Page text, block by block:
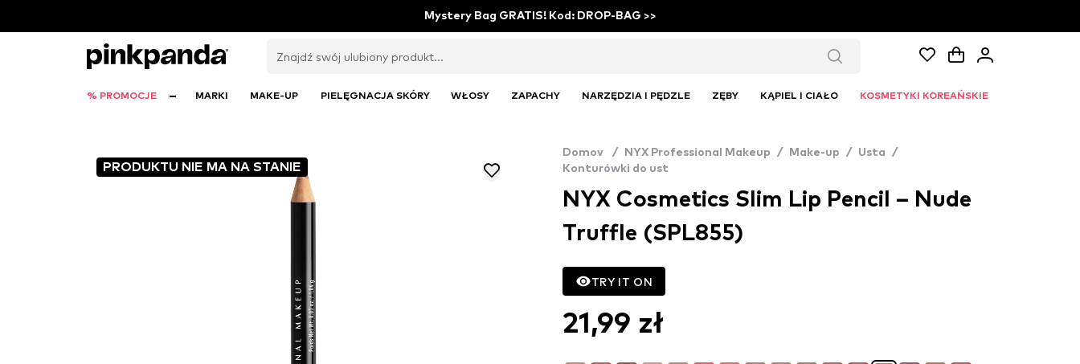
Mystery Bag GRATIS! Kod: DROP-BAG >>
% PROMOCJE MARKI MAKE-UP PIELĘGNACJA SKÓRY WŁOSY ZAPACHY NARZĘDZIA I PĘDZLE ZĘBY KĄPIEL I CIAŁO KOSMETYKI KOREAŃSKIE
PRODUKTU NIE MA NA STANIE
Domov / NYX Professional Makeup / Make-up / Usta
/
Konturówki do ust
NYX Cosmetics Slim Lip Pencil – Nude
Truffle (SPL855)
TRY IT ON
21,99 zł